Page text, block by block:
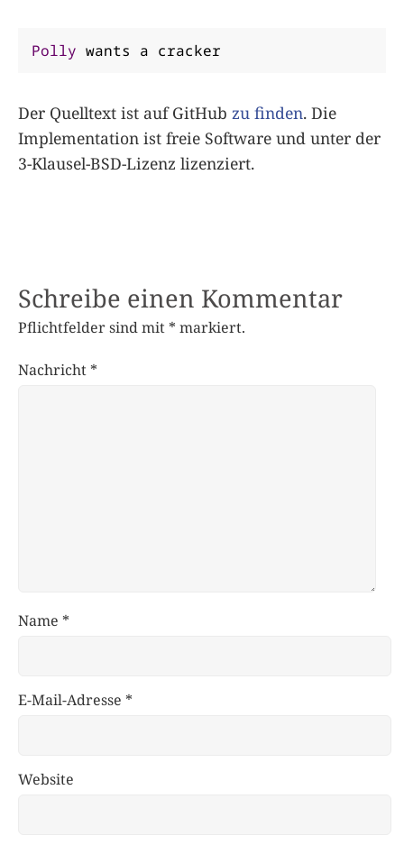
Polly wants a cracker
Der Quelltext ist auf GitHub zu finden. Die
Implementation ist freie Software und unter der
3-Klausel-BSD-Lizenz lizenziert.
Schreibe einen Kommentar
Pflichtfelder sind mit * markiert.
Nachricht *
Name *
E-Mail-Adresse *
Website